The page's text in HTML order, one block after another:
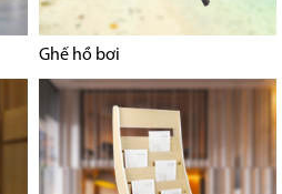
Ghế hồ bơi